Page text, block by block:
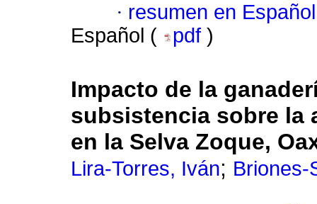
· resumen en Español
Español (
pdf )
Impacto de la
subsistencia sobre la
en la Selva Zoque,
Lira-Torres, Iván; Briones-